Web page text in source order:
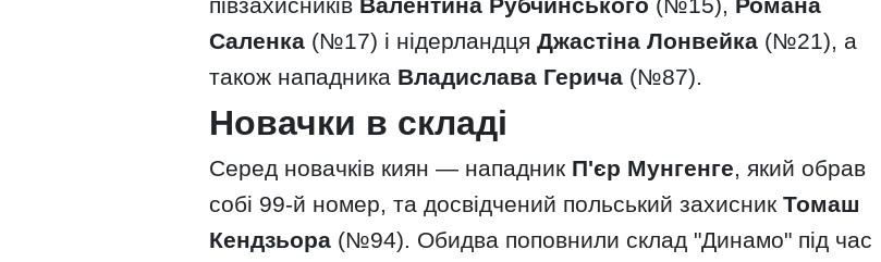
півзахисників Валентина Рубчинського (№15), Романа
Саленка (№17) і нідерландця Джастіна Лонвейка (№21), а
також нападника Владислава Герича (№87).
Новачки в складі
Серед новачків киян — нападник П'єр Мунгенге, який обрав
собі 99-й номер, та досвідчений польський захисник Томаш
Кендзьора (№94). Обидва поповнили склад "Динамо" під час